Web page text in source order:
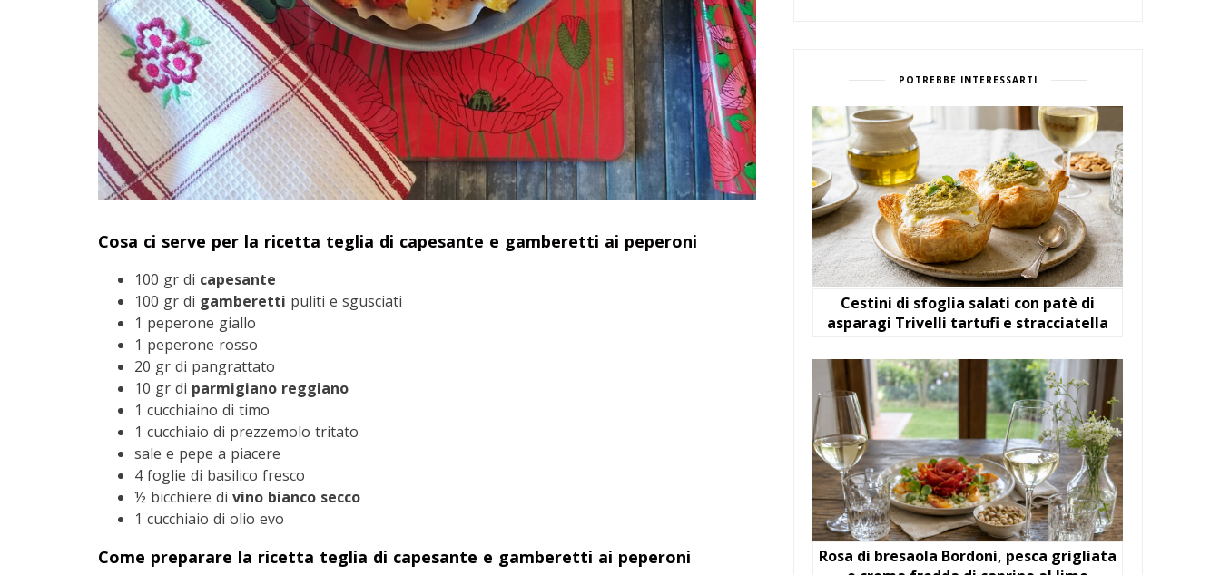
Cosa ci serve per la ricetta teglia di capesante e gamberetti ai peperoni
100 gr di capesante
100 gr di gamberetti puliti e sgusciati
1 peperone giallo
1 peperone rosso
20 gr di pangrattato
10 gr di parmigiano reggiano
1 cucchiaino di timo
1 cucchiaio di prezzemolo tritato
sale e pepe a piacere
4 foglie di basilico fresco
½ bicchiere di vino bianco secco
1 cucchiaio di olio evo
Come preparare la ricetta teglia di capesante e gamberetti ai peperoni
POTREBBE INTERESSARTI
Cestini di sfoglia salati con patè di
asparagi Trivelli tartufi e stracciatella
Rosa di bresaola Bordoni, pesca grigliata